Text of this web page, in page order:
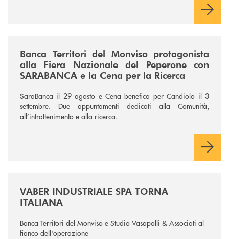
Banca Territori del Monviso protagonista
alla Fiera Nazionale del Peperone con
SARABANCA e la Cena per la Ricerca
SaraBanca il 29 agosto e Cena benefica per Candiolo il 3
settembre. Due appuntamenti dedicati alla Comunità,
all’intrattenimento e alla ricerca.
VABER INDUSTRIALE SPA TORNA
ITALIANA
Banca Territori del Monviso e Studio Vasapolli & Associati al
fianco dell'operazione